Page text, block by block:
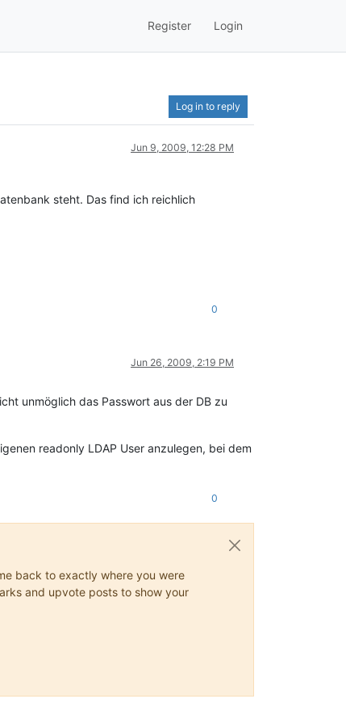
Register Login
Log in to reply
Jun 9, 2009, 12:28 PM
steht. Das find ich reichlich
0
Jun 26, 2009, 2:19 PM
unmöglich das Passwort aus der DB zu
readonly LDAP User anzulegen, bei dem
0
back to exactly where you were
and upvote posts to show your